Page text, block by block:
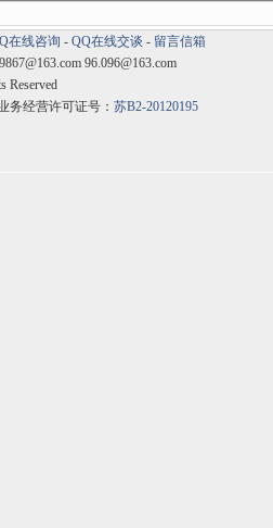
在线咨询 - QQ在线交谈 - 留言信箱
96.096@163.com
Reserved
务经营许可证号： 苏B2-20120195